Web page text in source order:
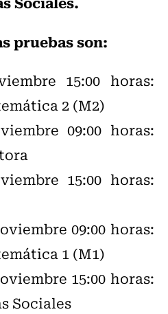
pruebas son:
15:00 horas:
2 (M2)
09:00 horas:
15:00 horas:
09:00 horas:
1 (M1)
15:00 horas:
Sociales